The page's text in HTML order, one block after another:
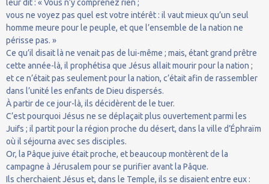
leur dit : « Vous n’y comprenez rien ;
vous ne voyez pas quel est votre intérêt : il vaut mieux qu’un seul
homme meure pour le peuple, et que l’ensemble de la nation ne
périsse pas. »
Ce qu’il disait là ne venait pas de lui-même ; mais, étant grand prêtre
cette année-là, il prophétisa que Jésus allait mourir pour la nation ;
et ce n’était pas seulement pour la nation, c’était afin de rassembler
dans l’unité les enfants de Dieu dispersés.
À partir de ce jour-là, ils décidèrent de le tuer.
C’est pourquoi Jésus ne se déplaçait plus ouvertement parmi les
Juifs ; il partit pour la région proche du désert, dans la ville d’Éphraïm
où il séjourna avec ses disciples.
Or, la Pâque juive était proche, et beaucoup montèrent de la
campagne à Jérusalem pour se purifier avant la Pâque.
Ils cherchaient Jésus et, dans le Temple, ils se disaient entre eux :